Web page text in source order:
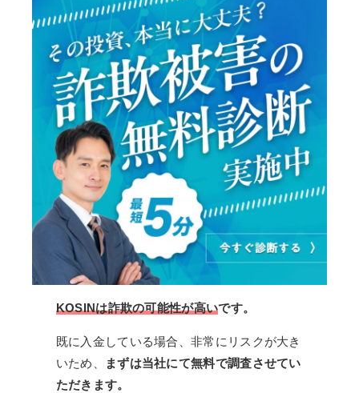
KOSINは詐欺の可能性が高いです。
既に入金している場合、非常にリスクが大き
いため、
まずは当社にて無料で調査させてい
ただきます。